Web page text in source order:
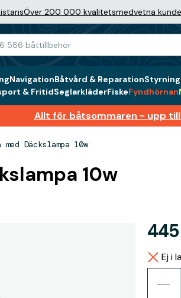
Över 200 000 kvalitetsmedvetna
NavigationBåtvård & ReparationStyrning
& FritidSeglarkläderFiskeFyndhörnan
Allt för båtsommaren - upp
Däckslampa 10w
10w
Ej i